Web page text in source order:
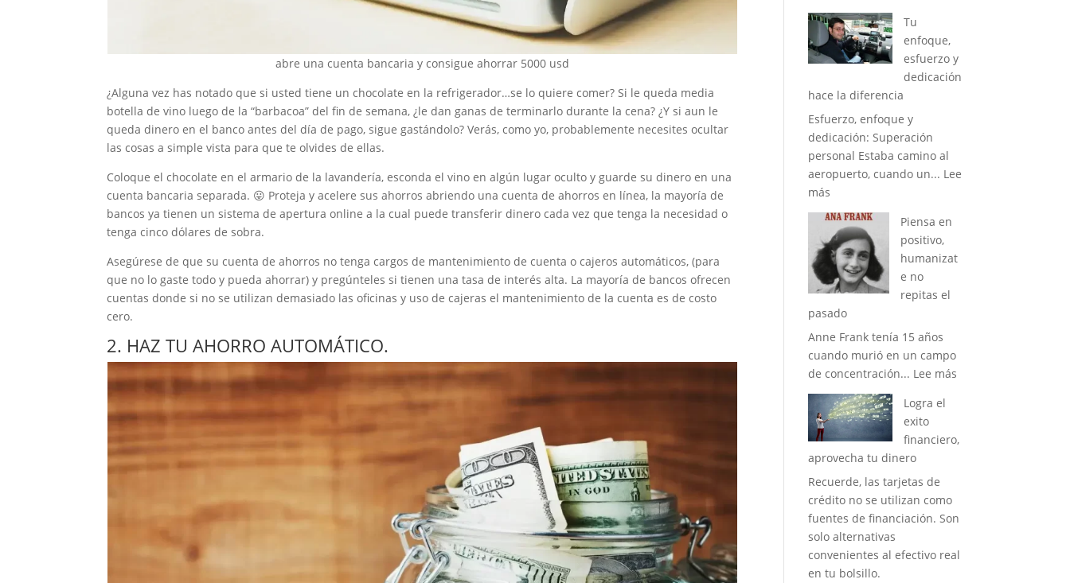
abre una cuenta bancaria y consigue ahorrar 5000 usd
¿Alguna vez has notado que si usted tiene un chocolate en la refrigerador…se lo quiere comer? Si le queda media
botella de vino luego de la “barbacoa” del fin de semana, ¿le dan ganas de terminarlo durante la cena? ¿Y si aun le
queda dinero en el banco antes del día de pago, sigue gastándolo? Verás, como yo, probablemente necesites ocultar
las cosas a simple vista para que te olvides de ellas.
Coloque el chocolate en el armario de la lavandería, esconda el vino en algún lugar oculto y guarde su dinero en una
cuenta bancaria separada. 😛 Proteja y acelere sus ahorros abriendo una cuenta de ahorros en línea, la mayoría de
bancos ya tienen un sistema de apertura online a la cual puede transferir dinero cada vez que tenga la necesidad o
tenga cinco dólares de sobra.
Asegúrese de que su cuenta de ahorros no tenga cargos de mantenimiento de cuenta o cajeros automáticos, (para
que no lo gaste todo y pueda ahorrar) y pregúnteles si tienen una tasa de interés alta. La mayoría de bancos ofrecen
cuentas donde si no se utilizan demasiado las oficinas y uso de cajeras el mantenimiento de la cuenta es de costo
cero.
2. HAZ TU AHORRO AUTOMÁTICO.
que
bloquean
nuestro
crecimiento
Tu
enfoque,
esfuerzo y
dedicación
hace la diferencia
Esfuerzo, enfoque y
dedicación: Superación
personal Estaba camino al
aeropuerto, cuando un... Lee
más
Tu
enfoque,
esfuerzo
y
dedicación
la
diferencia
Piensa en
positivo,
humanizat
e no
repitas el
pasado
Anne Frank tenía 15 años
cuando murió en un campo
de concentración... Lee más
humanizate
pasado
Logra el
exito
financiero,
aprovecha tu dinero
Recuerde, las tarjetas de
crédito no se utilizan como
fuentes de financiación. Son
solo alternativas
convenientes al efectivo real
en tu bolsillo.